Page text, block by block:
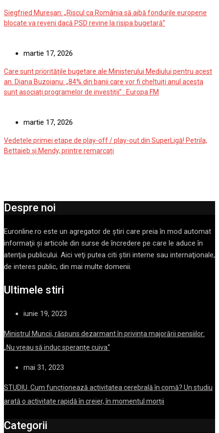
Siegfried Mureșan: „Riscul ca România să aibă fondurile europene
blocate va reveni dacă PSD revine la risipa bugetară”
martie 17, 2026
Care sunt prioritățile bugetare ale Ministerului Mediului pentru acest
an. Diana Buzoianu: „84% din banii care vor fi cheltuiți anul acesta
sunt asociați programelor de investiții” : Europa FM
martie 17, 2026
Vedetele primei etape de play-off / play-out din SuperLigă! Petrila,
Bettaieb și Mendy, printre remarcați
Despre noi
Euronline.ro este un agregator de ştiri care preia în mod automat
informaţii şi articole din surse de încredere pe care le aduce în
atenţia publicului. Aici veţi putea citi ştiri interne sau internaţionale,
de interes public, din mai multe domenii.
Ultimele stiri
iunie 19, 2023
Ministrul Muncii, răspuns dezarmant în privința majorării pensiilor:
„Nu vreau să induc speranţe cuiva“
mai 31, 2023
STUDIU. Cum funcționează activitatea cerebrală în comă? Un studiu
arată o activitate rapidă în creier, în momentul morții
Categorii